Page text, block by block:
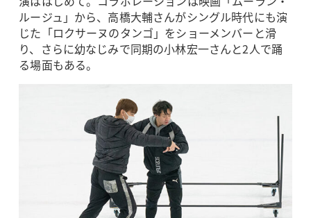
ルージュ」から、高橋大輔さんがシングル時代にも演
じた「ロクサーヌのタンゴ」をショーメンバーと滑
り、さらに幼なじみで同期の小林宏一さんと2人で踊
る場面もある。